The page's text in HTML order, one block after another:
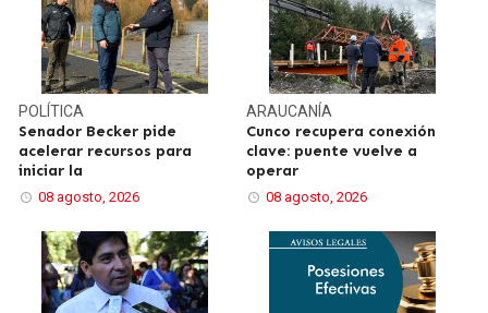
POLÍTICA
Senador Becker pide
acelerar recursos para
iniciar la
08 agosto, 2026
ARAUCANÍA
Cunco recupera conexión
clave: puente vuelve a
operar
08 agosto, 2026